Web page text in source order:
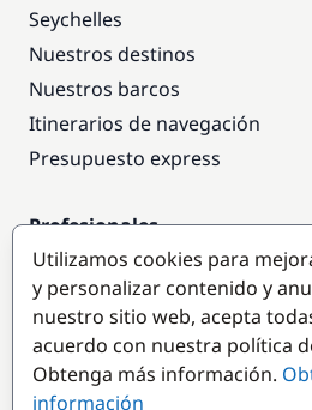
Seychelles
Nuestros destinos
Nuestros barcos
Itinerarios de navegación
Presupuesto express
Profesionales
Acceso empresas
Colaborar como empresa
Destinos populares
Utilizamos cookies para
y personalizar contenido y
nuestro sitio web, acepta
acuerdo con nuestra política
Obtenga más información.
información